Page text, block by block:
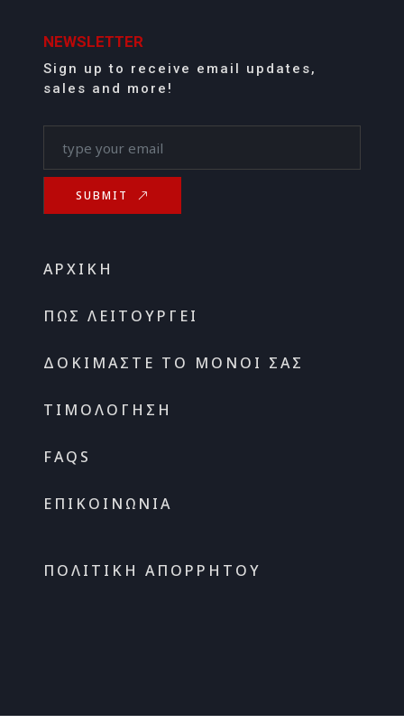
NEWSLETTER
Sign up to receive email updates,
sales and more!
SUBMIT
ΑΡΧΙΚΉ
ΠΏΣ ΛΕΙΤΟΥΡΓΕΊ
ΔΟΚΙΜΆΣΤΕ ΤΟ ΜΌΝΟΙ ΣΑΣ
ΤΙΜΟΛΌΓΗΣΗ
FAQS
ΕΠΙΚΟΙΝΩΝΊΑ
ΠΟΛΙΤΙΚΉ ΑΠΟΡΡΉΤΟΥ